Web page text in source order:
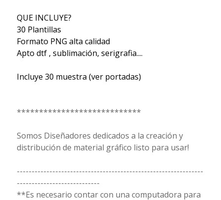
QUE INCLUYE?
30 Plantillas
Formato PNG alta calidad
Apto dtf , sublimación, serigrafia....
Incluye 30 muestra (ver portadas)
****************************
Somos Diseñadores dedicados a la creación y
distribución de material gráfico listo para usar!
---------------------------------------------------------------
----------------------------
**Es necesario contar con una computadora para